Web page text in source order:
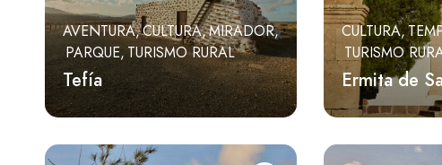
AVENTURA CULTURA MIRADOR
PARQUE TURISMO RURAL
Tefía
CULTURA
TURISMO
Ermita de